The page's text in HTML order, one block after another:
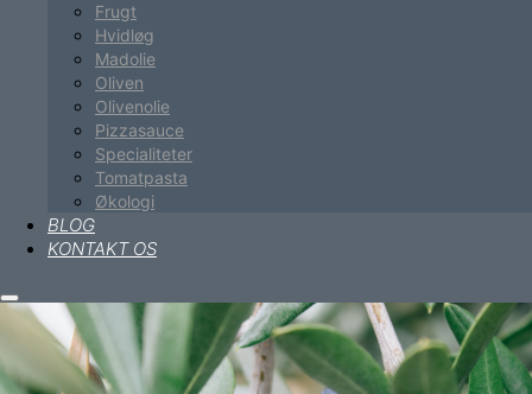
Frugt
Hvidløg
Madolie
Oliven
Olivenolie
Pizzasauce
Specialiteter
Tomatpasta
Økologi
BLOG
KONTAKT OS
Hovedmenu